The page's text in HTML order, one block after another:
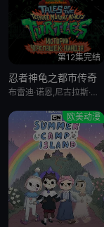
第12集完结
忍者神龟之都市传奇
布雷迪·诺恩,尼古拉斯·坎图,迈克·艾贝,小肖恩·布朗,阿尤·艾德维利
欧美动漫